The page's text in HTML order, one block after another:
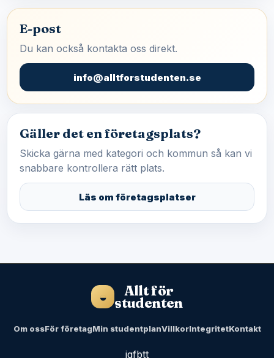
E-post
Du kan också kontakta oss direkt.
info@alltforstudenten.se
Gäller det en företagsplats?
Skicka gärna med kategori och kommun så kan vi
snabbare kontrollera rätt plats.
Läs om företagsplatser
◒ Allt för
studenten
Om ossFör företagMin studentplanVillkorIntegritetKontakt
igfbtt